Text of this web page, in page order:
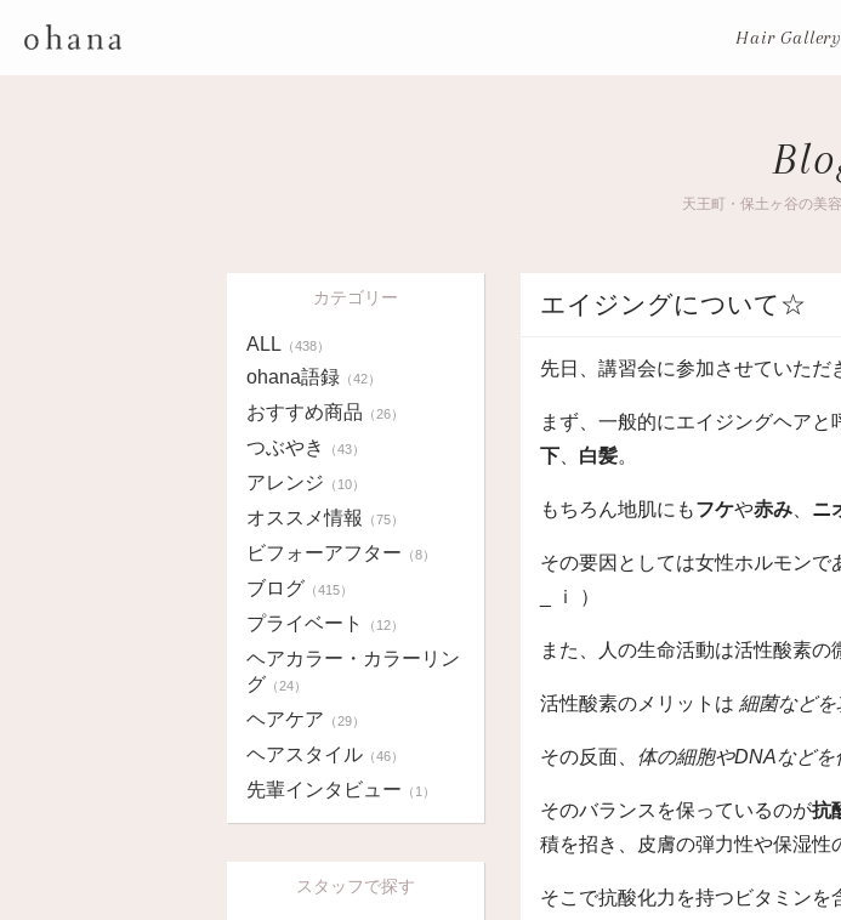
Hair Gallery
天王町・保土ヶ谷の美
エイジングについて☆
先日、講習会に参加させていただ
まず、一般的にエイジングヘア
下
白髪。
もちろん地肌にもフケや赤み ニ
その要因としては女性ホルモンで
_ ｉ ）
また、人の生命活動は活性酸素の
活性酸素のメリットは 細菌など
その反面、 体の細胞やDNAなど
そのバランスを保っているのが抗
積を招き、皮膚の弾力性や保湿性
そこで抗酸化力を持つビタミンを
カテゴリー
ALL （438）
ohana語録 （42）
おすすめ商品 （26）
つぶやき （43）
アレンジ （10）
オススメ情報 （75）
ビフォーアフター （8）
ブログ （415）
プライベート （12）
ヘアカラー・カラーリン
グ （24）
ヘアケア （29）
ヘアスタイル （46）
先輩インタビュー （1）
スタッフで探す